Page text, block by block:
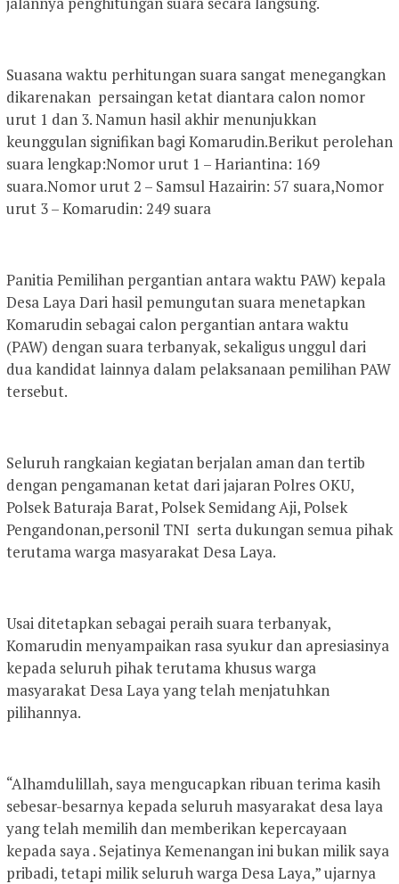
Suasana waktu perhitungan suara sangat menegangkan
dikarenakan persaingan ketat diantara calon nomor
urut 1 dan 3. Namun hasil akhir menunjukkan
keunggulan signifikan bagi Komarudin.Berikut perolehan
suara lengkap:Nomor urut 1 – Hariantina: 169
suara.Nomor urut 2 – Samsul Hazairin: 57 suara,Nomor
urut 3 – Komarudin: 249 suara
Panitia Pemilihan pergantian antara waktu PAW) kepala
Desa Laya Dari hasil pemungutan suara menetapkan
Komarudin sebagai calon pergantian antara waktu
(PAW) dengan suara terbanyak, sekaligus unggul dari
dua kandidat lainnya dalam pelaksanaan pemilihan PAW
tersebut.
Seluruh rangkaian kegiatan berjalan aman dan tertib
dengan pengamanan ketat dari jajaran Polres OKU,
Polsek Baturaja Barat, Polsek Semidang Aji, Polsek
Pengandonan,personil TNI serta dukungan semua pihak
terutama warga masyarakat Desa Laya.
Usai ditetapkan sebagai peraih suara terbanyak,
Komarudin menyampaikan rasa syukur dan apresiasinya
kepada seluruh pihak terutama khusus warga
masyarakat Desa Laya yang telah menjatuhkan
pilihannya.
“Alhamdulillah, saya mengucapkan ribuan terima kasih
sebesar-besarnya kepada seluruh masyarakat desa laya
yang telah memilih dan memberikan kepercayaan
kepada saya . Sejatinya Kemenangan ini bukan milik saya
pribadi, tetapi milik seluruh warga Desa Laya,” ujarnya